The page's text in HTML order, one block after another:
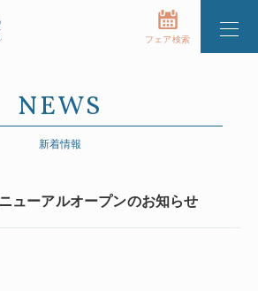
フェア検索
NEWS
新着情報
ューアルオープンのお知らせ